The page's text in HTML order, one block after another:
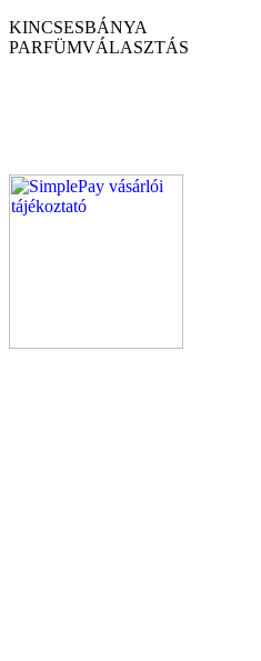
KINCSESBÁNYA
PARFÜMVÁLASZTÁS